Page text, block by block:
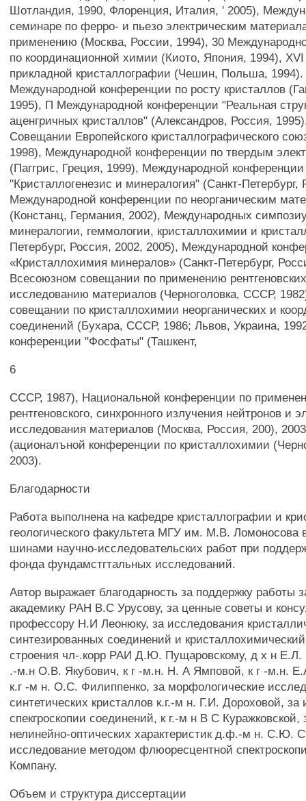
Шотландия, 1990, Флоренция, Италия, ' 2005),
семинаре по ферро- и пьезо электрическим
применению (Москва, России, 1994), 30
по координационной химии (Киото, Япония, 1994),
прикладной кристаллографии (Чешин, Польша, 1994).
Международной конференции по росту кристаллов
1995), П Международной конференции "Реальная
аценгричных кристаллов" (Александров, Россия,
Совещании Европейского кристаллографического
1998), Международной конференции по твердым
(Паггрис, Греция, 1999), Международной конференции
"Кристаллогенезис и минералогия" (Санкт-
Международной конференции по неорганическим
(Констанц, Германия, 2002), Международных
минералогии, геммологии, кристаллохимии и
Петербург, Россия, 2002, 2005), Международной
«Кристаллохимия минералов» (Санкт-Петербург,
Всесоюзном совещании по применению
исследованию материалов (Черноголовка, СССР,
совещании по кристаллохимии неорганических и
соединений (Бухара, СССР, 1986; Львов, Украина,
конференции "Фосфаты" (Ташкент,
6
СССР, 1987), Национальной конференции по
рентгеновского, синхронного излучения нейтронов и
исследования материалов (Москва, Россия, 200),
(ационалъной конференции по кристаллохимии
2003).
Благодарности
Работа выполнена на кафедре кристаллографии и
геологического факультета МГУ им. М.В. Ломоносова
шинами научно-исследовательских работ при
фонда фундамстгтальных исследований.
Автор выражает благодарность за поддержку работы
академику РАН В.С Урусову, за ценные советы и
профессору Н.И Леонюку, за исследования
синтезированных соединений и
строения чл-.корр РАИ Д.Ю. Пущаровскому, д х н Е.Л.
.-м.н О.В. Якубович, к г -м.н. Н. А Ямповой, к г -м.н.
к.г -м н. О.С. Филиппенко, за морфологические
синтетических кристаллов к.г.-м н. Г.И. Дороховой,
спекгроскопии соединений, к г.-м н В С Куражковской,
нелинейно-оптических характеристик д.ф.-м н. С.Ю.
исследование методом флюоресцентной
Компану.
Объем и структура диссертации